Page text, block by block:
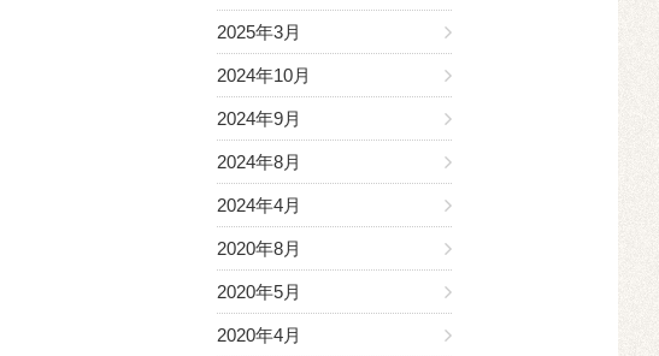
2025年3月
2024年10月
2024年9月
2024年8月
2024年4月
2020年8月
2020年5月
2020年4月